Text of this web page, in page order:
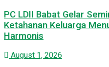
PC LDII Babat Gelar
Ketahanan Keluarga
Harmonis
August 1, 2026